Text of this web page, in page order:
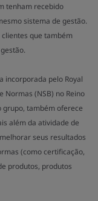
tenham recebido
sistema de gestão.
que também
incorporada pelo Royal
Normas (NSB) no Reino
grupo, também oferece
além da atividade de
seus resultados
(como certificação,
produtos, produtos